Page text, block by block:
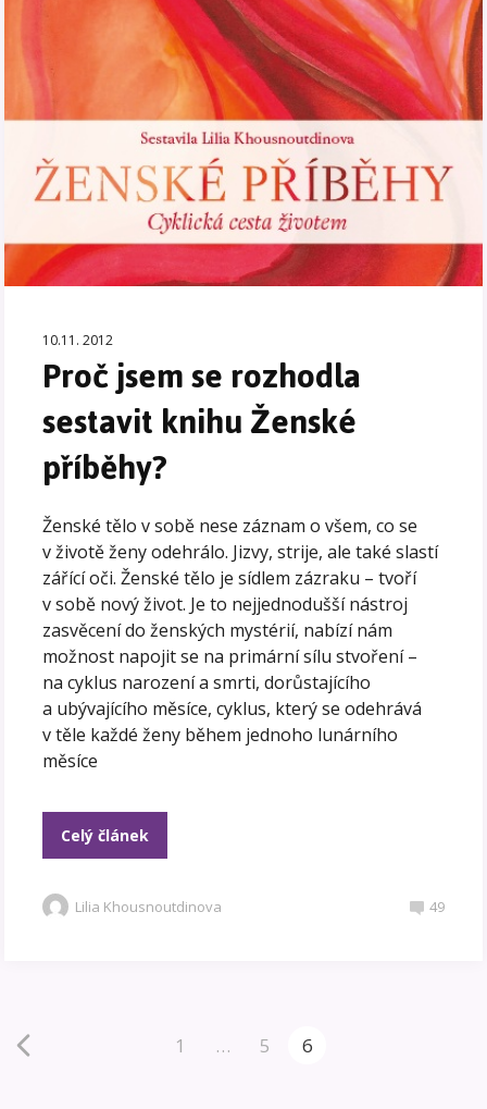
10.11. 2012
Proč jsem se rozhodla
sestavit knihu Ženské
příběhy?
Ženské tělo v sobě nese záznam o všem, co se
v životě ženy odehrálo. Jizvy, strije, ale také slastí
zářící oči. Ženské tělo je sídlem zázraku – tvoří
v sobě nový život. Je to nejjednodušší nástroj
zasvěcení do ženských mystérií, nabízí nám
možnost napojit se na primární sílu stvoření –
na cyklus narození a smrti, dorůstajícího
a ubývajícího měsíce, cyklus, který se odehrává
v těle každé ženy během jednoho lunárního
měsíce
Celý článek
Lilia Khousnoutdinova 49
1 … 5 6